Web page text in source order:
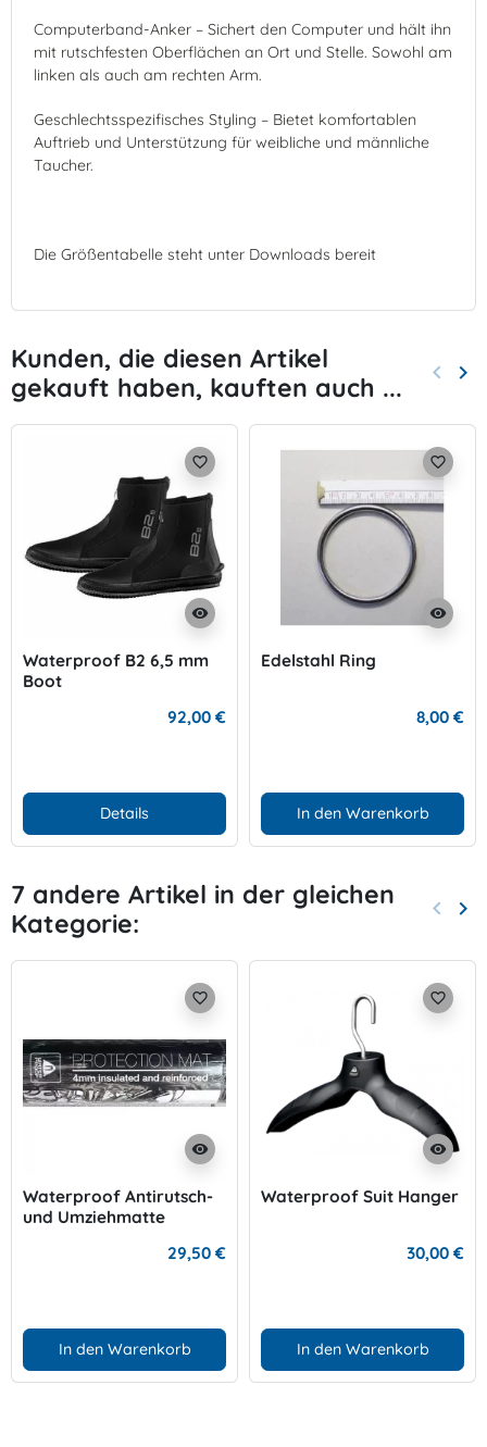
Computerband-Anker – Sichert den Computer und hält ihn
mit rutschfesten Oberflächen an Ort und Stelle. Sowohl am
linken als auch am rechten Arm.
Geschlechtsspezifisches Styling – Bietet komfortablen
Auftrieb und Unterstützung für weibliche und männliche
Taucher.
Die Größentabelle steht unter Downloads bereit
Kunden, die diesen Artikel
gekauft haben, kauften auch ...
Zurück
keyboard_arrow_left keyboard_arrow_right
visibility
favorite_border
Waterproof B2 6,5 mm
Boot
92,00 €
Details
visibility
favorite_border
Edelstahl Ring
8,00 €
In den Warenkorb
7 andere Artikel in der gleichen
Kategorie:
Zurück
keyboard_arrow_left keyboard_arrow_right
visibility
favorite_border
Waterproof Antirutsch-
und Umziehmatte
29,50 €
In den Warenkorb
visibility
favorite_border
Waterproof Suit Hanger
30,00 €
In den Warenkorb